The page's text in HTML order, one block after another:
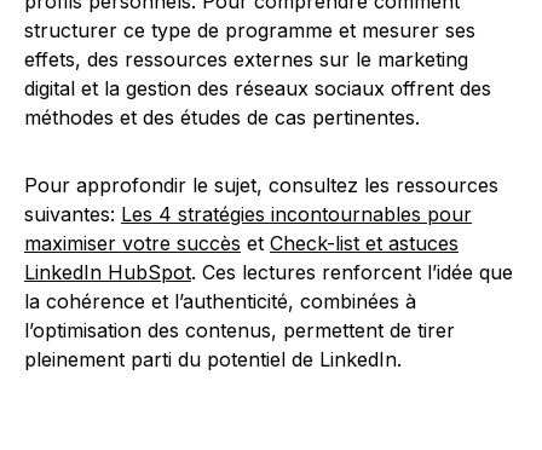
structurer ce type de programme et mesurer ses
effets, des ressources externes sur le marketing
digital et la gestion des réseaux sociaux offrent des
méthodes et des études de cas pertinentes.
Pour approfondir le sujet, consultez les ressources
suivantes: Les 4 stratégies incontournables pour
maximiser votre succès et Check-list et astuces
LinkedIn HubSpot. Ces lectures renforcent l’idée que
la cohérence et l’authenticité, combinées à
l’optimisation des contenus, permettent de tirer
pleinement parti du potentiel de LinkedIn.